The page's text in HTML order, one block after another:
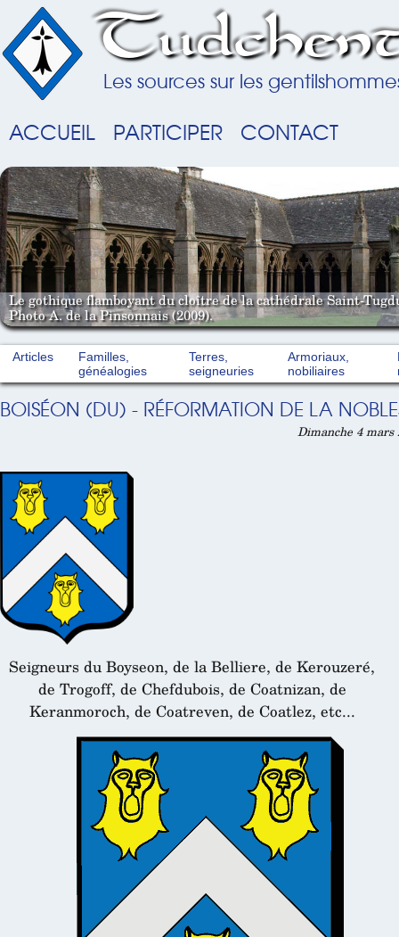
Les sources sur les
ACCUEIL PARTICIPER CONTACT
Le gothique flamboyant du cloître de la cathédrale Saint-
Photo A. de la Pinsonnais (2009).
Articles
Familles,
généalogies
Terres,
seigneuries
Armoriaux,
nobiliaires
BOISÉON (DU) - RÉFORMATION DE LA
Dimanche 4
Seigneurs du Boyseon, de la Belliere, de Kerouzeré,
de Trogoff, de Chefdubois, de Coatnizan, de
Keranmoroch, de Coatreven, de Coatlez, etc...